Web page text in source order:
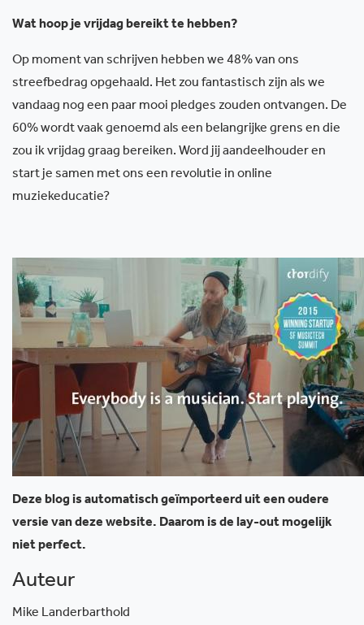
Wat hoop je vrijdag bereikt te hebben?
Op moment van schrijven hebben we 48% van ons
streefbedrag opgehaald. Het zou fantastisch zijn als we
vandaag nog een paar mooi pledges zouden ontvangen. De
60% wordt vaak genoemd als een belangrijke grens en die
zou ik vrijdag graag bereiken. Word jij aandeelhouder en
start je samen met ons een revolutie in online
muziekeducatie?
Deze blog is automatisch geïmporteerd uit een oudere
versie van deze website. Daarom is de lay-out mogelijk
niet perfect.
Auteur
Mike Landerbarthold